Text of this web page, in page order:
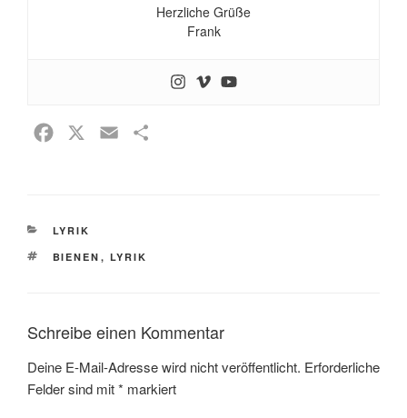
Herzliche Grüße
Frank
b
o
KATEGORIEN
LYRIK
SCHLAGWÖRTER
BIENEN , LYRIK
Schreibe einen Kommentar
Deine E-Mail-Adresse wird nicht veröffentlicht. Erforderliche
Felder sind mit* markiert